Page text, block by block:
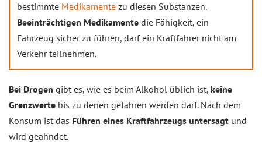
bestimmte Medikamente zu diesen Substanzen.
Beeinträchtigen Medikamente die Fähigkeit, ein
Fahrzeug sicher zu führen, darf ein Kraftfahrer nicht am
Verkehr teilnehmen.
Bei Drogen gibt es, wie es beim Alkohol üblich ist, keine
Grenzwerte bis zu denen gefahren werden darf. Nach dem
Konsum ist das Führen eines Kraftfahrzeugs untersagt und
wird geahndet.